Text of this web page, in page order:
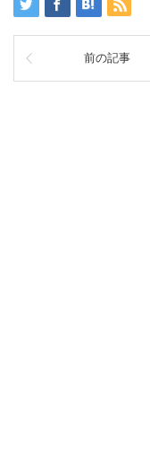
前の記事